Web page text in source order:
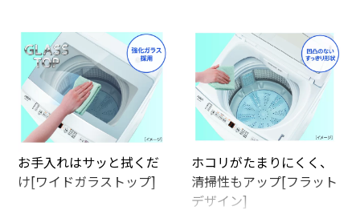
お手入れはサッと拭くだ
け[ワイドガラストップ]
ホコリがたまりにくく、
清掃性もアップ[フラット
デザイン]